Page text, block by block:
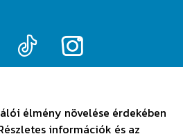
élmény növelése érdekében
információk és az